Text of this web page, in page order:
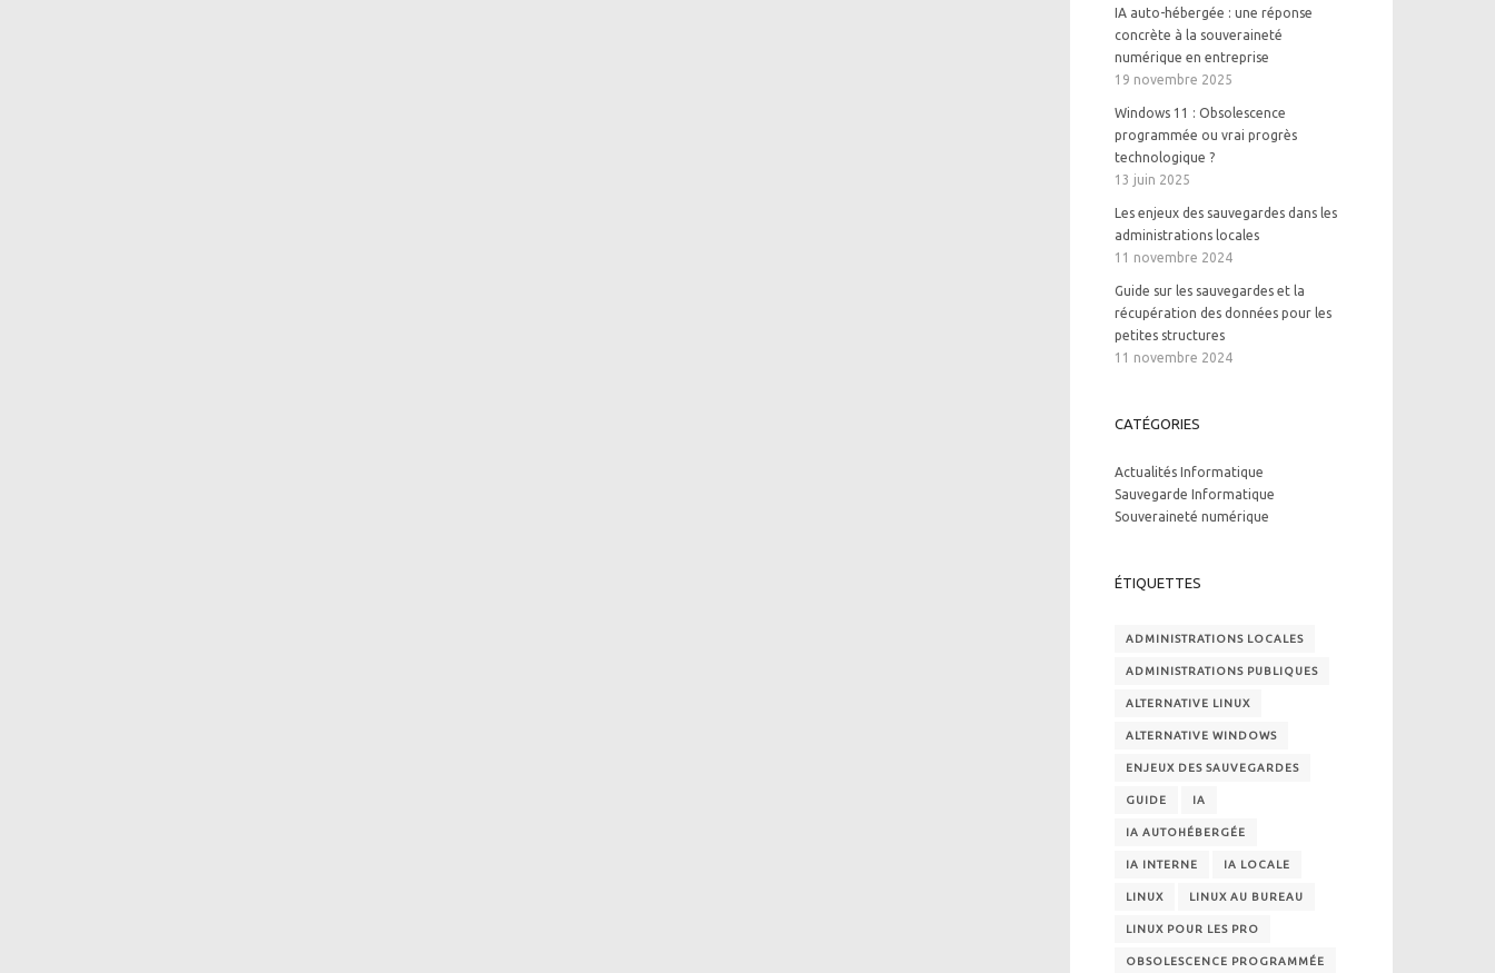
IA auto-hébergée : une réponse
concrète à la souveraineté
numérique en entreprise
19 novembre 2025
Windows 11 : Obsolescence
programmée ou vrai progrès
technologique ?
13 juin 2025
Les enjeux des sauvegardes dans les
administrations locales
11 novembre 2024
Guide sur les sauvegardes et la
récupération des données pour les
petites structures
11 novembre 2024
CATÉGORIES
Actualités Informatique
Sauvegarde Informatique
Souveraineté numérique
ÉTIQUETTES
ADMINISTRATIONS LOCALES
ADMINISTRATIONS PUBLIQUES
ALTERNATIVE LINUX
ALTERNATIVE WINDOWS
ENJEUX DES SAUVEGARDES
GUIDE IA
IA AUTOHÉBERGÉE
IA INTERNE IA LOCALE
LINUX LINUX AU BUREAU
LINUX POUR LES PRO
OBSOLESCENCE PROGRAMMÉE